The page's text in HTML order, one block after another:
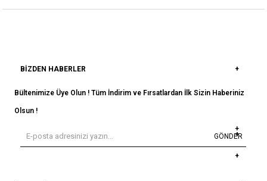
BIZDEN HABERLER
Bültenimize Üye Olun ! Tüm İndirim ve Fırsatlardan İlk Sizin Haberiniz
Olsun !
GÖNDER